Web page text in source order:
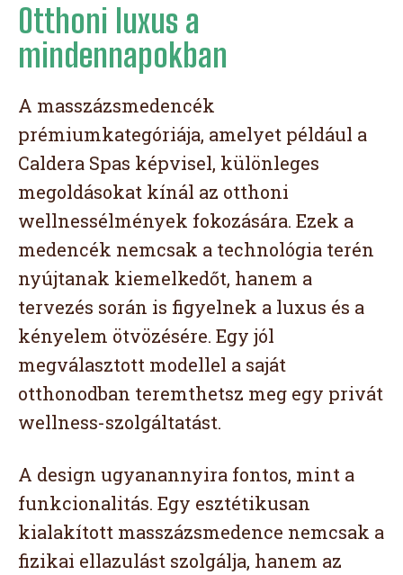
Otthoni luxus a
mindennapokban
A masszázsmedencék
prémiumkategóriája, amelyet például a
Caldera Spas képvisel, különleges
megoldásokat kínál az otthoni
wellnessélmények fokozására. Ezek a
medencék nemcsak a technológia terén
nyújtanak kiemelkedőt, hanem a
tervezés során is figyelnek a luxus és a
kényelem ötvözésére. Egy jól
megválasztott modellel a saját
otthonodban teremthetsz meg egy privát
wellness-szolgáltatást.
A design ugyanannyira fontos, mint a
funkcionalitás. Egy esztétikusan
kialakított masszázsmedence nemcsak a
fizikai ellazulást szolgálja, hanem az